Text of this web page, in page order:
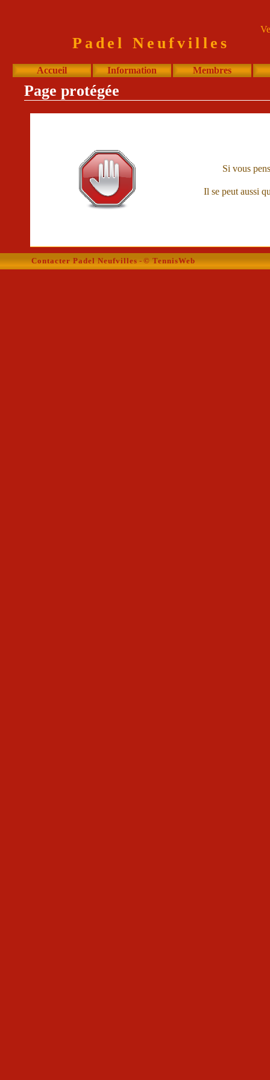
Padel Neufvilles
Accueil Information Membres
Page protégée
Si vous
Il se peut aussi
Contacter Padel Neufvilles-© TennisWeb